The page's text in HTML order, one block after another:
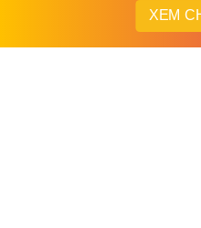
XEM